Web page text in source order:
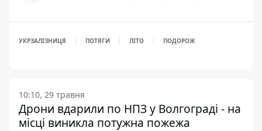
УКРЗАЛІЗНИЦЯ ПОТЯГИ ЛІТО ПОДОРОЖ
10:10, 29 травня
Дрони вдарили по НПЗ у Волгограді - на
місці виникла потужна пожежа